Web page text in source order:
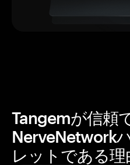
Tangemが信頼
NerveNetwork
レットである理